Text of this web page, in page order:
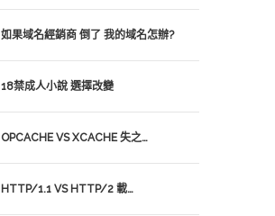
如果域名經銷商 倒了 我的域名怎辦?
18禁成人小說 選擇改變
OPCACHE VS XCACHE 失之…
HTTP/1.1 VS HTTP/2 載…